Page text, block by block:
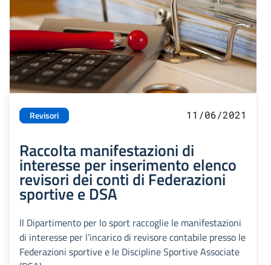
Revisori 11/06/2021
Raccolta manifestazioni di
interesse per inserimento elenco
revisori dei conti di Federazioni
sportive e DSA
Il Dipartimento per lo sport raccoglie le manifestazioni
di interesse per l’incarico di revisore contabile presso le
Federazioni sportive e le Discipline Sportive Associate